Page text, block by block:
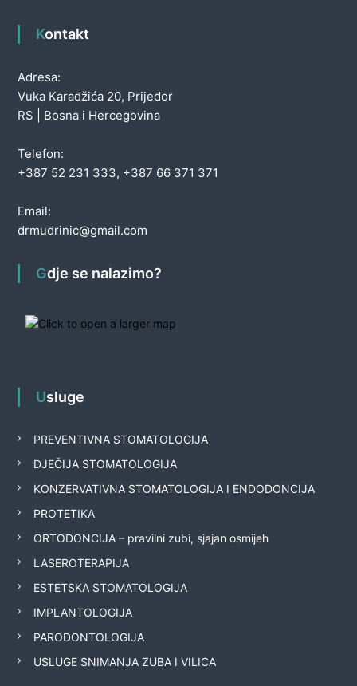
Kontakt
Adresa:
Vuka Karadžića 20, Prijedor
RS | Bosna i Hercegovina
Telefon:
+387 52 231 333, +387 66 371 371
Email:
drmudrinic@gmail.com
Gdje se nalazimo?
Usluge
PREVENTIVNA STOMATOLOGIJA
DJEČIJA STOMATOLOGIJA
KONZERVATIVNA STOMATOLOGIJA I ENDODONCIJA
PROTETIKA
ORTODONCIJA – pravilni zubi, sjajan osmijeh
LASEROTERAPIJA
ESTETSKA STOMATOLOGIJA
IMPLANTOLOGIJA
PARODONTOLOGIJA
USLUGE SNIMANJA ZUBA I VILICA